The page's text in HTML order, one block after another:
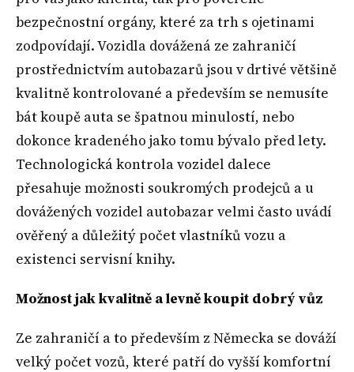
bezpečnostní orgány, které za trh s ojetinami
zodpovídají. Vozidla dovážená ze zahraničí
prostřednictvím autobazarů jsou v drtivé většině
kvalitně kontrolované a především se nemusíte
bát koupě auta se špatnou minulostí, nebo
dokonce kradeného jako tomu bývalo před lety.
Technologická kontrola vozidel dalece
přesahuje možnosti soukromých prodejců a u
dovážených vozidel autobazar velmi často uvádí
ověřený a důležitý počet vlastníků vozu a
existenci servisní knihy.
Možnost jak kvalitně a levně koupit dobrý vůz
Ze zahraničí a to především z Německa se dováží
velký počet vozů, které patří do vyšší komfortní